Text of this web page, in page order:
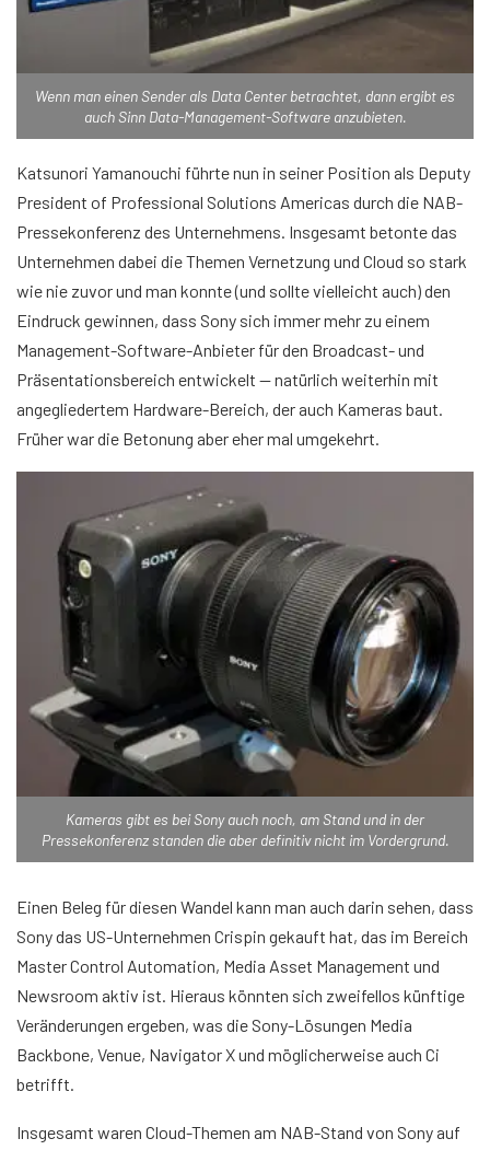
Wenn man einen Sender als Data Center betrachtet, dann ergibt es
auch Sinn Data-Management-Software anzubieten.
Katsunori Yamanouchi führte nun in seiner Position als Deputy
President of Professional Solutions Americas durch die NAB-
Pressekonferenz des Unternehmens. Insgesamt betonte das
Unternehmen dabei die Themen Vernetzung und Cloud so stark
wie nie zuvor und man konnte (und sollte vielleicht auch) den
Eindruck gewinnen, dass Sony sich immer mehr zu einem
Management-Software-Anbieter für den Broadcast- und
Präsentationsbereich entwickelt — natürlich weiterhin mit
angegliedertem Hardware-Bereich, der auch Kameras baut.
Früher war die Betonung aber eher mal umgekehrt.
Kameras gibt es bei Sony auch noch, am Stand und in der
Pressekonferenz standen die aber definitiv nicht im Vordergrund.
Einen Beleg für diesen Wandel kann man auch darin sehen, dass
Sony das US-Unternehmen Crispin gekauft hat, das im Bereich
Master Control Automation, Media Asset Management und
Newsroom aktiv ist. Hieraus könnten sich zweifellos künftige
Veränderungen ergeben, was die Sony-Lösungen Media
Backbone, Venue, Navigator X und möglicherweise auch Ci
betrifft.
Insgesamt waren Cloud-Themen am NAB-Stand von Sony auf